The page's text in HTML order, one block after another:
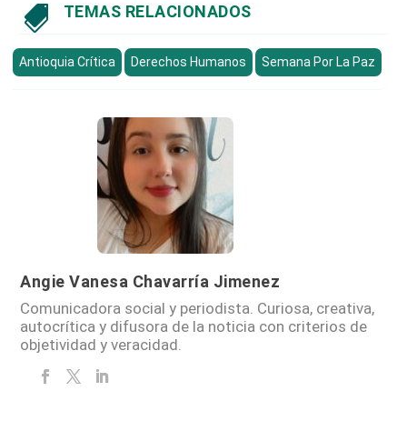
 TEMAS RELACIONADOS
Antioquia Crítica Derechos Humanos Semana Por La Paz
Angie Vanesa Chavarría Jimenez
Comunicadora social y periodista. Curiosa, creativa,
autocrítica y difusora de la noticia con criterios de
objetividad y veracidad.